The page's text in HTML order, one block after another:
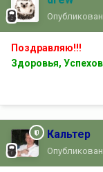
Поздравляю!!!
Здоровья,
Кальтер